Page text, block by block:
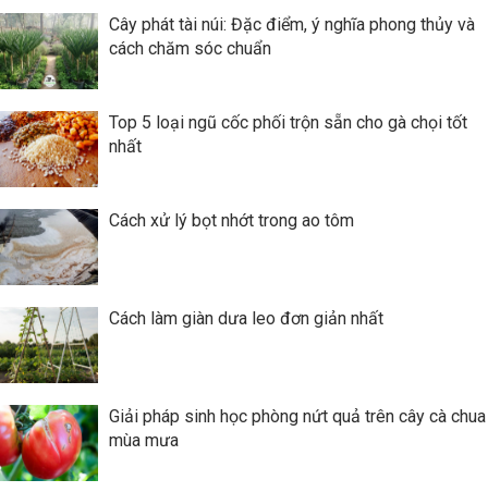
Cây phát tài núi: Đặc điểm, ý nghĩa phong thủy và
cách chăm sóc chuẩn
Top 5 loại ngũ cốc phối trộn sẵn cho gà chọi tốt
nhất
Cách xử lý bọt nhớt trong ao tôm
Cách làm giàn dưa leo đơn giản nhất
Giải pháp sinh học phòng nứt quả trên cây cà chua
mùa mưa